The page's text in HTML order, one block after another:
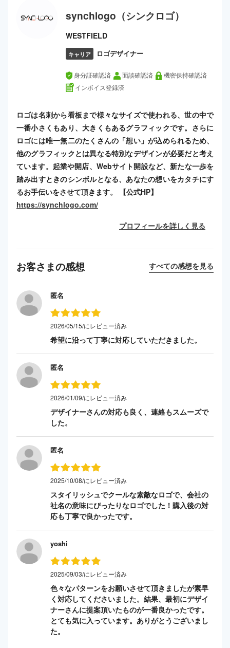
synchlogo（シンクロゴ）
WESTFIELD
キャリア ロゴデザイナー
身分証確認済 面談確認済
機密保持確認済
インボイス登録済
ロゴは名刺から看板まで様々なサイズで使われる、世の中で
一番小さくもあり、大きくもあるグラフィックです。さらに
ロゴには唯一無二のたくさんの「想い」が込められるため、
他のグラフィックとは異なる特別なデザインが必要だと考え
ています。起業や開店、Webサイト開設など、新たな一歩を
踏み出すときのシンボルとなる、あなたの想いをカタチにす
るお手伝いをさせて頂きます。 【公式HP】
https://synchlogo.com/
プロフィールを詳しく見る
お客さまの感想 すべての感想を見る
匿名
2026/05/15/にレビュー済み
希望に沿って丁寧に対応していただきました。
匿名
2026/01/09/にレビュー済み
デザイナーさんの対応も良く、連絡もスムーズで
した。
匿名
2025/10/08/にレビュー済み
スタイリッシュでクールな素敵なロゴで、会社の
社名の意味にぴったりなロゴでした！購入後の対
応も丁寧で良かったです。
yoshi
2025/09/03/にレビュー済み
色々なパターンをお願いさせて頂きましたが素早
く対応してくださいました。結果、最初にデザイ
ナーさんに提案頂いたものが一番良かったです。
とても気に入っています。ありがとうございまし
た。